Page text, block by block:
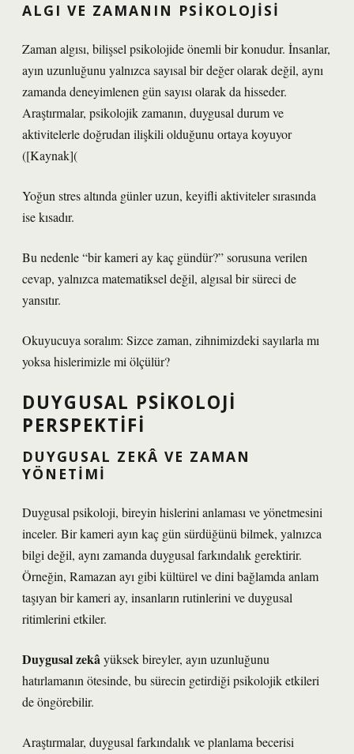
ALGI VE ZAMANIN PSIKOLOJISI
Zaman algısı, bilişsel psikolojide önemli bir konudur. İnsanlar,
ayın uzunluğunu yalnızca sayısal bir değer olarak değil, aynı
zamanda deneyimlenen gün sayısı olarak da hisseder.
Araştırmalar, psikolojik zamanın, duygusal durum ve
aktivitelerle doğrudan ilişkili olduğunu ortaya koyuyor
([Kaynak](
Yoğun stres altında günler uzun, keyifli aktiviteler sırasında
ise kısadır.
Bu nedenle “bir kameri ay kaç gündür?” sorusuna verilen
cevap, yalnızca matematiksel değil, algısal bir süreci de
yansıtır.
Okuyucuya soralım: Sizce zaman, zihnimizdeki sayılarla mı
yoksa hislerimizle mi ölçülür?
DUYGUSAL PSIKOLOJI
PERSPEKTIFI
DUYGUSAL ZEKÂ VE ZAMAN
YÖNETIMI
Duygusal psikoloji, bireyin hislerini anlaması ve yönetmesini
inceler. Bir kameri ayın kaç gün sürdüğünü bilmek, yalnızca
bilgi değil, aynı zamanda duygusal farkındalık gerektirir.
Örneğin, Ramazan ayı gibi kültürel ve dini bağlamda anlam
taşıyan bir kameri ay, insanların rutinlerini ve duygusal
ritimlerini etkiler.
Duygusal zekâyüksek bireyler, ayın uzunluğunu
hatırlamanın ötesinde, bu sürecin getirdiği psikolojik etkileri
de öngörebilir.
Araştırmalar, duygusal farkındalık ve planlama becerisi